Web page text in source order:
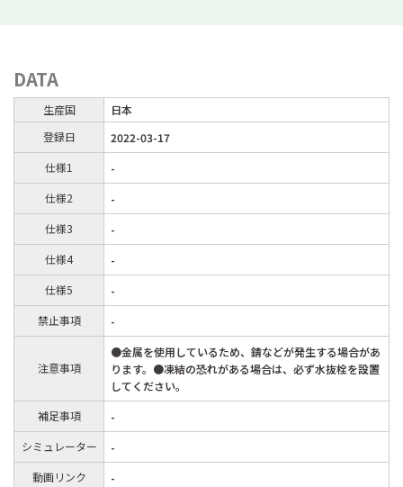
DATA
生産国
日本
登録日
2022-03-17
仕様1
-
仕様2
-
仕様3
-
仕様4
-
仕様5
-
禁止事項
-
注意事項
●金属を使用しているため、錆などが発生する場合があ
ります。●凍結の恐れがある場合は、必ず水抜栓を設置
してください。
補足事項
-
シミュレーター
-
動画リンク
-